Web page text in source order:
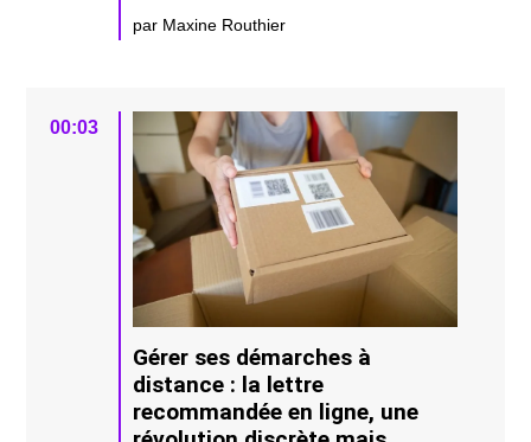
par Maxine Routhier
00:03
Gérer ses démarches à
distance : la lettre
recommandée en ligne, une